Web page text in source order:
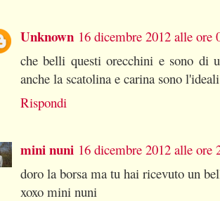
Unknown 16 dicembre 2012 alle ore
che belli questi orecchini e sono di
anche la scatolina e carina sono
Rispondi
mini nuni 16 dicembre 2012 alle ore
doro la borsa ma tu hai ricevuto un
xoxo mini nuni